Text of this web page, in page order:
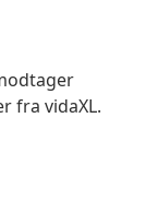
fra vidaXL.